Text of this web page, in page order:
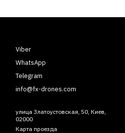
Viber
WhatsApp
Telegram
info@fx-drones.com
улица Златоустовская, 50, Киев,
02000
Карта проезда